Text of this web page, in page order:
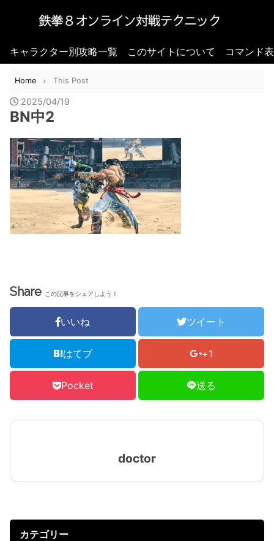
キャラクター別攻略一覧 このサイトについて コマンド
Home This Post
2025/04/19
BN中2
Share この記事をシェアしよう！
いいね ツイート
はてブ +1
Pocket 送る
doctor
カテゴリー